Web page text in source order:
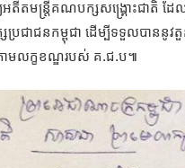
អតីតមន្រ្តីគណបក្សសង្រ្គោះជាតិ ដែ
រជាជនកម្ពុជា ដើម្បីទទួលបាននូវតួ
ាមលក្ខខណ្ឌរបស់ គ.ជ.​ប៕